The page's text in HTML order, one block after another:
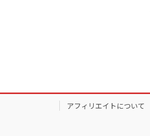
アフィリエイトについて